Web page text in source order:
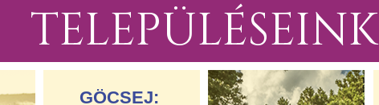
TELEPÜLÉSEINK
GÖCSEJ: